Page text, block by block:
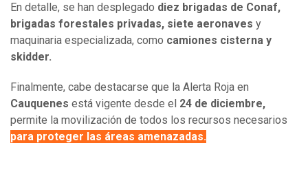
En detalle, se han desplegado diez brigadas de Conaf,
brigadas forestales privadas, siete aeronaves y
maquinaria especializada, como camiones cisterna y
skidder.
Finalmente, cabe destacarse que la Alerta Roja en
Cauquenes está vigente desde el 24 de diciembre,
permite la movilización de todos los recursos necesarios
para proteger las áreas amenazadas.